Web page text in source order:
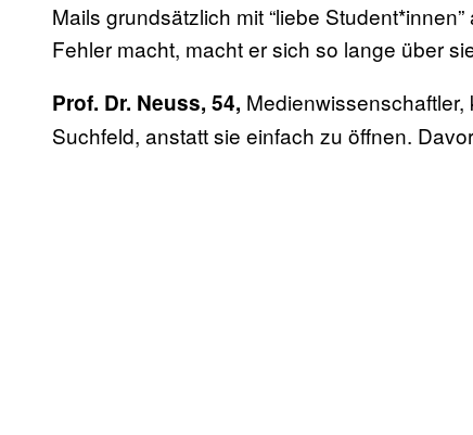
Mails grundsätzlich mit “liebe
Fehler macht, macht er sich so lange über
Prof. Dr. Neuss, 54,
Suchfeld, anstatt sie einfach zu öffnen.